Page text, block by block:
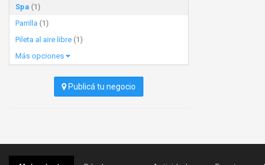
Spa (1)
Parrilla (1)
Pileta al aire libre (1)
Más opciones
Publicá tu negocio